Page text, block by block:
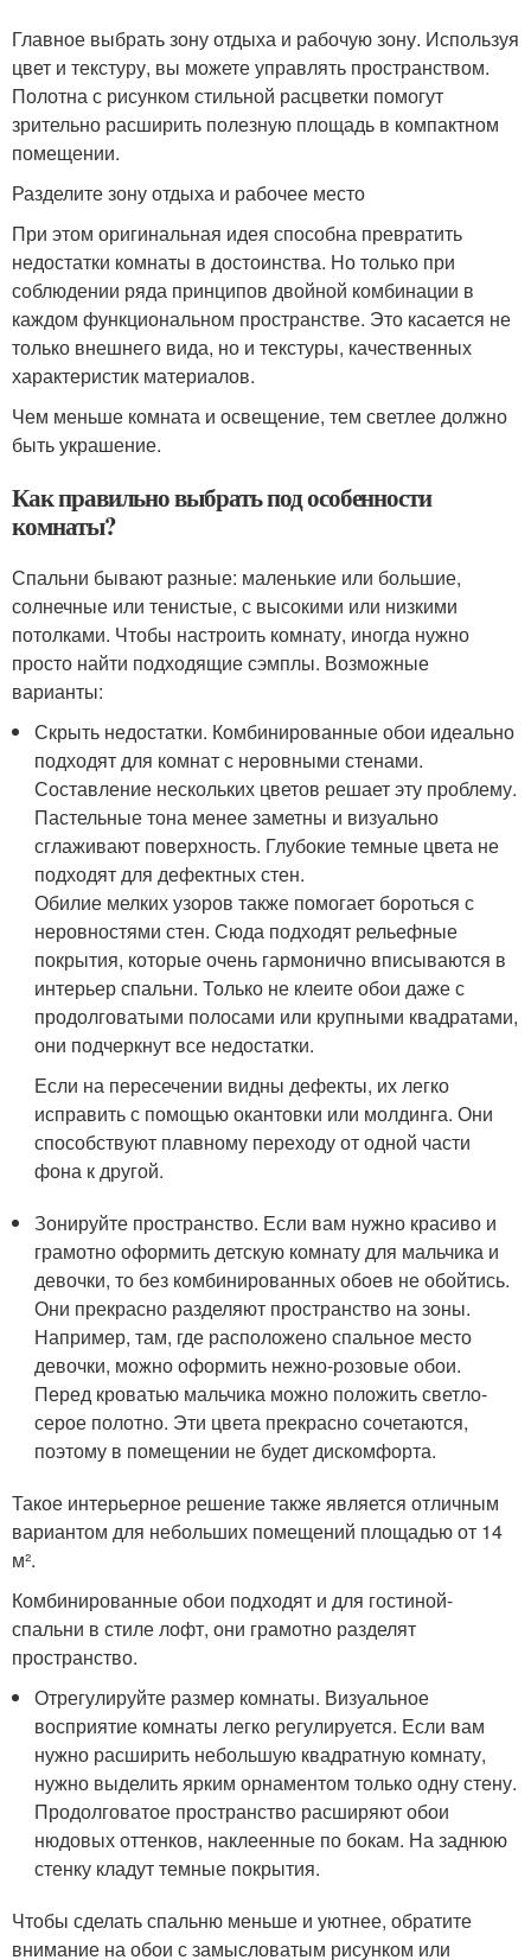
Главное выбрать зону отдыха и рабочую зону. Используя
цвет и текстуру, вы можете управлять пространством.
Полотна с рисунком стильной расцветки помогут
зрительно расширить полезную площадь в компактном
помещении.
Разделите зону отдыха и рабочее место
При этом оригинальная идея способна превратить
недостатки комнаты в достоинства. Но только при
соблюдении ряда принципов двойной комбинации в
каждом функциональном пространстве. Это касается не
только внешнего вида, но и текстуры, качественных
характеристик материалов.
Чем меньше комната и освещение, тем светлее должно
быть украшение.
Как правильно выбрать под особенности
комнаты?
Спальни бывают разные: маленькие или большие,
солнечные или тенистые, с высокими или низкими
потолками. Чтобы настроить комнату, иногда нужно
просто найти подходящие сэмплы. Возможные
варианты:
Скрыть недостатки. Комбинированные обои идеально
подходят для комнат с неровными стенами.
Составление нескольких цветов решает эту проблему.
Пастельные тона менее заметны и визуально
сглаживают поверхность. Глубокие темные цвета не
подходят для дефектных стен.
Обилие мелких узоров также помогает бороться с
неровностями стен. Сюда подходят рельефные
покрытия, которые очень гармонично вписываются в
интерьер спальни. Только не клеите обои даже с
продолговатыми полосами или крупными квадратами,
они подчеркнут все недостатки.
Если на пересечении видны дефекты, их легко
исправить с помощью окантовки или молдинга. Они
способствуют плавному переходу от одной части
фона к другой.
Зонируйте пространство. Если вам нужно красиво и
грамотно оформить детскую комнату для мальчика и
девочки, то без комбинированных обоев не обойтись.
Они прекрасно разделяют пространство на зоны.
Например, там, где расположено спальное место
девочки, можно оформить нежно-розовые обои.
Перед кроватью мальчика можно положить светло-
серое полотно. Эти цвета прекрасно сочетаются,
поэтому в помещении не будет дискомфорта.
Такое интерьерное решение также является отличным
вариантом для небольших помещений площадью от 14
м².
Комбинированные обои подходят и для гостиной-
спальни в стиле лофт, они грамотно разделят
пространство.
Отрегулируйте размер комнаты. Визуальное
восприятие комнаты легко регулируется. Если вам
нужно расширить небольшую квадратную комнату,
нужно выделить ярким орнаментом только одну стену.
Продолговатое пространство расширяют обои
нюдовых оттенков, наклеенные по бокам. На заднюю
стенку кладут темные покрытия.
Чтобы сделать спальню меньше и уютнее, обратите
внимание на обои с замысловатым рисунком или